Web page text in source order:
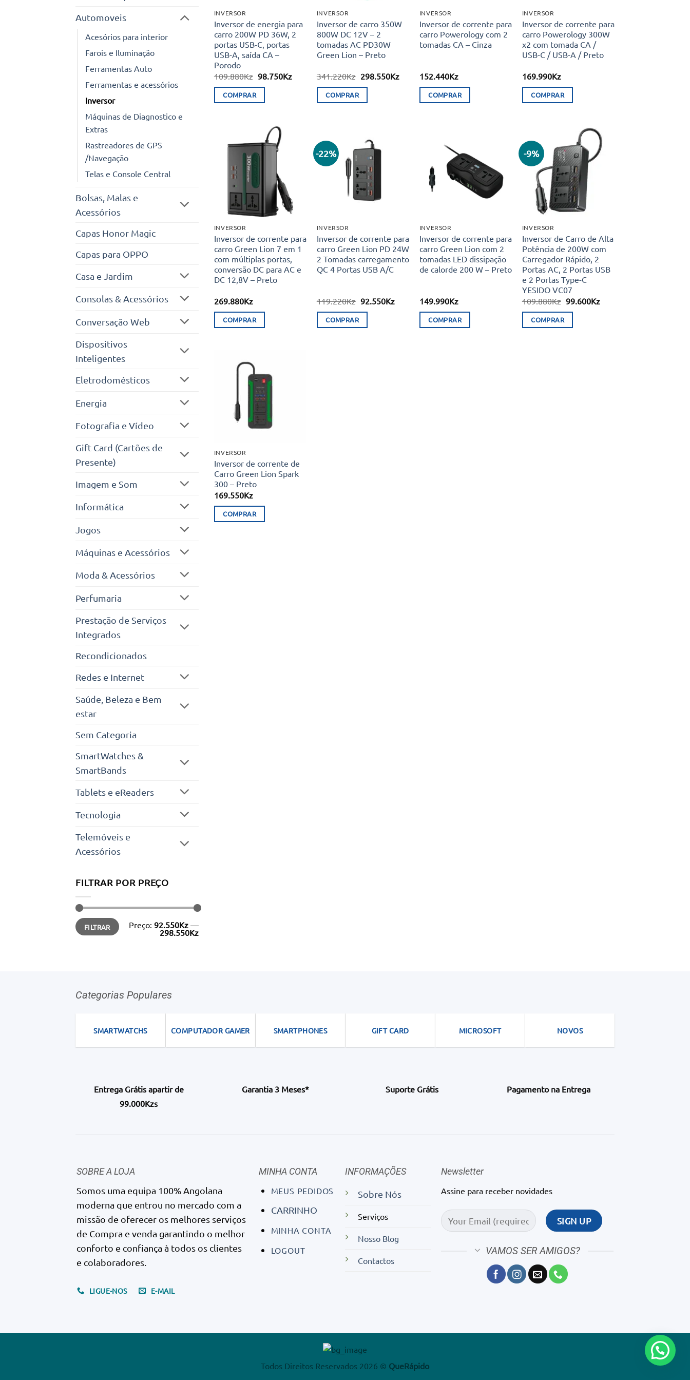
Automoveis
Acesórios para interior
Farois e Iluminação
Ferramentas Auto
Ferramentas e acessórios
Inversor
Máquinas de Diagnostico e
Extras
Rastreadores de GPS
/Navegação
Telas e Console Central
Bolsas, Malas e
Acessórios
Capas Honor Magic
Capas para OPPO
Casa e Jardim
Consolas & Acessórios
Conversação Web
Dispositivos
Inteligentes
Eletrodomésticos
Energia
Fotografia e Vídeo
Gift Card (Cartões de
Presente)
Imagem e Som
Informática
Jogos
Máquinas e Acessórios
Moda & Acessórios
Perfumaria
Prestação de Serviços
Integrados
Recondicionados
Redes e Internet
Saúde, Beleza e Bem
estar
Sem Categoria
SmartWatches &
SmartBands
Tablets e eReaders
Tecnologia
Telemóveis e
Acessórios
FILTRAR POR PREÇO
Preço
mínimo
Preço
máximo
FILTRAR Preço: 92.550Kz —
298.550Kz
INVERSOR
Inversor de energia para
carro 200W PD 36W, 2
portas USB-C, portas
USB-A, saída CA –
Porodo
109.880Kz O
era:
98.750KzO
COMPRAR
INVERSOR
Inversor de carro 350W
800W DC 12V – 2
tomadas AC PD30W
Green Lion – Preto
341.220Kz O
era:
298.550KzO
COMPRAR
INVERSOR
Inversor de corrente para
carro Powerology com 2
tomadas CA – Cinza
152.440Kz
COMPRAR
INVERSOR
Inversor de corrente para
carro Powerology 300W
x2 com tomada CA /
USB-C / USB-A / Preto
169.990Kz
COMPRAR
desejos
INVERSOR
Inversor de corrente para
carro Green Lion 7 em 1
com múltiplas portas,
conversão DC para AC e
DC 12,8V – Preto
269.880Kz
COMPRAR
-22%
INVERSOR
Inversor de corrente para
carro Green Lion PD 24W
2 Tomadas carregamento
QC 4 Portas USB A/C
119.220Kz O
era:
92.550KzO
COMPRAR
aos meus
desejos
INVERSOR
Inversor de corrente para
carro Green Lion com 2
tomadas LED dissipação
de calorde 200 W – Preto
149.990Kz
COMPRAR
-9%
Adicionar
aos meus
desejos
INVERSOR
Inversor de Carro de Alta
Potência de 200W com
Carregador Rápido, 2
Portas AC, 2 Portas USB
e 2 Portas Type-C
YESIDO VC07
109.880Kz O
era:
99.600KzO
COMPRAR
Adicionar
INVERSOR
Inversor de corrente de
Carro Green Lion Spark
300 – Preto
169.550Kz
COMPRAR
Categorias Populares
SMARTWATCHS COMPUTADOR GAMER SMARTPHONES GIFT CARD MICROSOFT NOVOS
Entrega Grátis apartir de
99.000Kzs
Garantia 3 Meses* Suporte Grátis Pagamento na Entrega
SOBRE A LOJA
Somos uma equipa 100% Angolana
moderna que entrou no mercado com a
missão de oferecer os melhores serviços
de Compra e venda garantindo o melhor
conforto e confiança à todos os clientes
e colaboradores.
LIGUE-NOS E-MAIL
MINHA CONTA
MEUS PEDIDOS
CARRINHO
MINHA CONTA
LOGOUT
INFORMAÇÕES
Sobre Nós
Serviços
Nosso Blog
Contactos
Newsletter
Assine para receber novidades
VAMOS SER AMIGOS?
Todos Direitos Reservados 2026 © QueRápido